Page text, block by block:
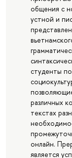
общения с
устной и
студенты
различных
текстах
онлайн.
является